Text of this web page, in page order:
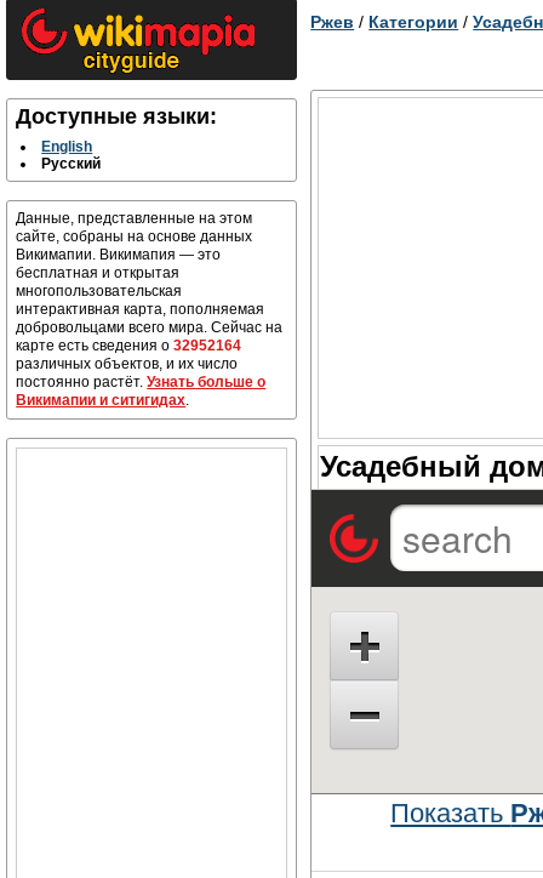
Доступные языки:
English
Русский
Данные, представленные на этом
сайте, собраны на основе данных
Викимапии. Викимапия — это
бесплатная и открытая
многопользовательская
интерактивная карта, пополняемая
добровольцами всего мира. Сейчас на
карте есть сведения о32952164
различных объектов, и их число
постоянно растёт.Узнать больше о
Викимапии и ситигидах.
Ржев / Категории /
Усадебный
Показать